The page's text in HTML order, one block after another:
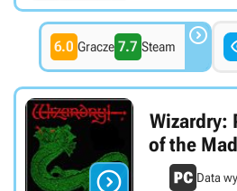
6.0 Gracze 7.7 Steam 

Wizardry:
of the
Data